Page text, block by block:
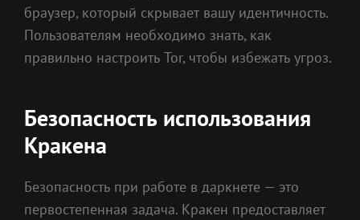
браузер, который скрывает вашу идентичность.
Пользователям необходимо знать, как
правильно настроить Tor, чтобы избежать угроз.
Безопасность использования
Кракена
Безопасность при работе в даркнете — это
первостепенная задача. Кракен предоставляет